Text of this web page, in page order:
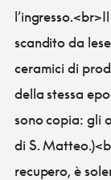
scandito da
ceramici di
della stessa
sono copia: gli
di S.
recupero, è